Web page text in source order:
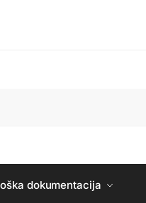
dokumentacija